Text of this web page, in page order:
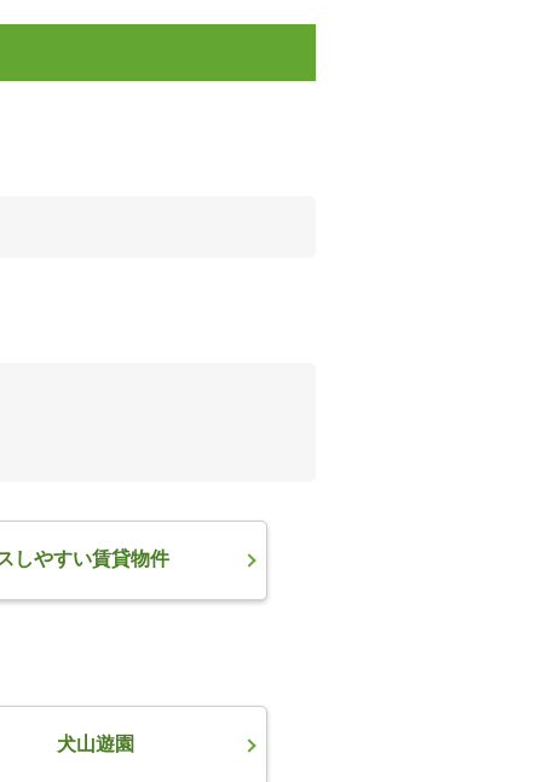
しやすい賃貸物件
犬山遊園